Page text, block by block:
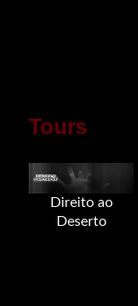
Tours
Direito ao
Deserto